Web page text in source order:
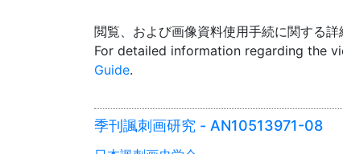
閲覧、および画像資料使用手続に関する
For detailed information regarding the
Guide.
季刊諷刺画研究 - AN10513971-08